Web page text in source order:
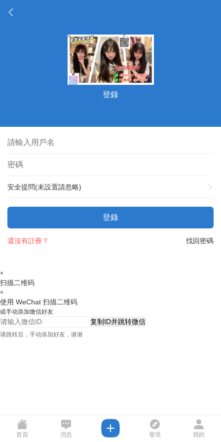
登錄
安全提問(未設置請忽略)
登錄
找回密碼
還沒有註冊？
×
扫描二维码
×
使用 WeChat 扫描二维码
或手动添加微信好友
复制ID并跳转微信
请跳转后，手动添加好友，谢谢
首頁 消息 發現 我的